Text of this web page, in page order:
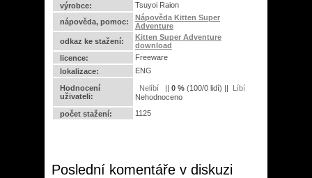
výrobce:
Tsuyoi Raion
nápověda, pomoc:
Nápověda Kitten Super
Adventure
odkaz ke stažení:
Kitten Super Adventure
download
licence:
Freeware
lokalizace:
ENG
Hodnocení
uživateli:
|| 0 % (100/0 lidí) ||
Nehodnoceno
počet stažení:
1125
Poslední komentáře v diskuzi